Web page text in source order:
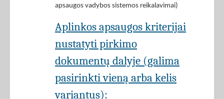
apsaugos vadybos sistemos reikalavimai)
Aplinkos apsaugos kriterijai
nustatyti pirkimo
dokumentų dalyje (galima
pasirinkti vieną arba kelis
variantus):